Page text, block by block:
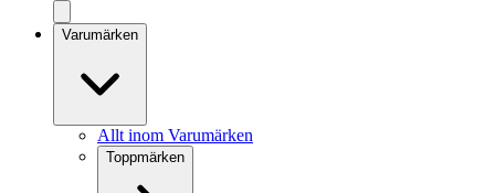
Varumärken
Allt inom Varumärken
Toppmärken